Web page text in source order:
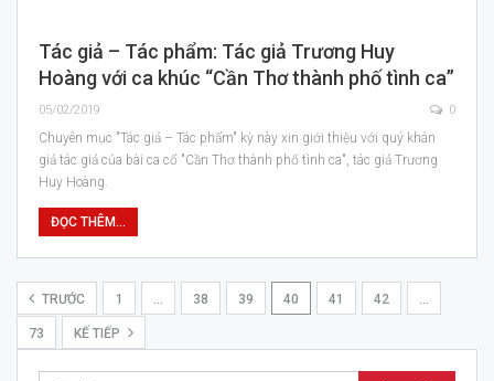
Tác giả – Tác phẩm: Tác giả Trương Huy
Hoàng với ca khúc “Cần Thơ thành phố tình ca”
05/02/2019 0
Chuyên mục "Tác giả – Tác phẩm" kỳ này xin giới thiệu với quý khán
giả tác giả của bài ca cổ "Cần Thơ thành phố tình ca", tác giả Trương
Huy Hoàng.
ĐỌC THÊM...
TRƯỚC 1 38 39 40 41 42
73 KẾ TIẾP